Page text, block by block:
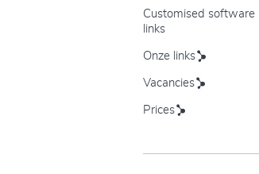
Customised software
links
Onze links
Vacancies
Prices